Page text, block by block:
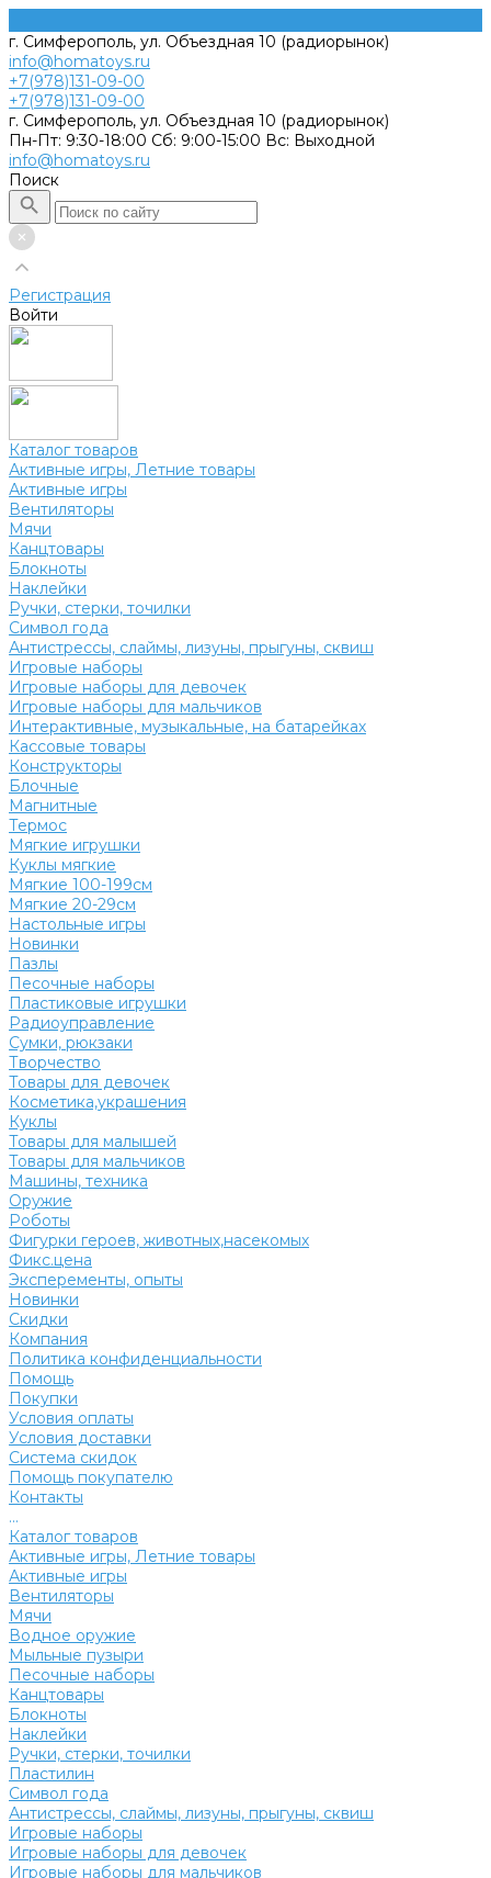
г. Симферополь, ул. Объездная 10 (радиорынок)
info@homatoys.ru
+7(978)131-09-00
+7(978)131-09-00
г. Симферополь, ул. Объездная 10 (радиорынок)
Пн-Пт: 9:30-18:00 Cб: 9:00-15:00 Вс: Выходной
info@homatoys.ru
Поиск
Регистрация
Войти
Каталог товаров
Активные игры, Летние товары
Активные игры
Вентиляторы
Мячи
Канцтовары
Блокноты
Наклейки
Ручки, стерки, точилки
Символ года
Антистрессы, слаймы, лизуны, прыгуны, сквиш
Игровые наборы
Игровые наборы для девочек
Игровые наборы для мальчиков
Интерактивные, музыкальные, на батарейках
Кассовые товары
Конструкторы
Блочные
Магнитные
Термос
Мягкие игрушки
Куклы мягкие
Мягкие 100-199см
Мягкие 20-29см
Настольные игры
Новинки
Пазлы
Песочные наборы
Пластиковые игрушки
Радиоуправление
Сумки, рюкзаки
Творчество
Товары для девочек
Косметика,украшения
Куклы
Товары для малышей
Товары для мальчиков
Машины, техника
Оружие
Роботы
Фигурки героев, животных,насекомых
Фикс.цена
Эксперементы, опыты
Новинки
Скидки
Компания
Политика конфиденциальности
Помощь
Покупки
Условия оплаты
Условия доставки
Система скидок
Помощь покупателю
Контакты
...
Каталог товаров
Активные игры, Летние товары
Активные игры
Вентиляторы
Мячи
Водное оружие
Мыльные пузыри
Песочные наборы
Канцтовары
Блокноты
Наклейки
Ручки, стерки, точилки
Пластилин
Символ года
Антистрессы, слаймы, лизуны, прыгуны, сквиш
Игровые наборы
Игровые наборы для девочек
Игровые наборы для мальчиков